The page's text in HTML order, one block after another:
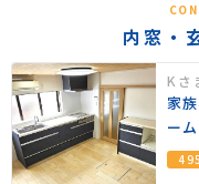
内窓・
Kさ
家
ーム